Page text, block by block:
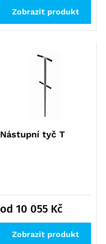
Zobrazit produkt
Nástupní tyč T
od 10 055 Kč
Zobrazit produkt